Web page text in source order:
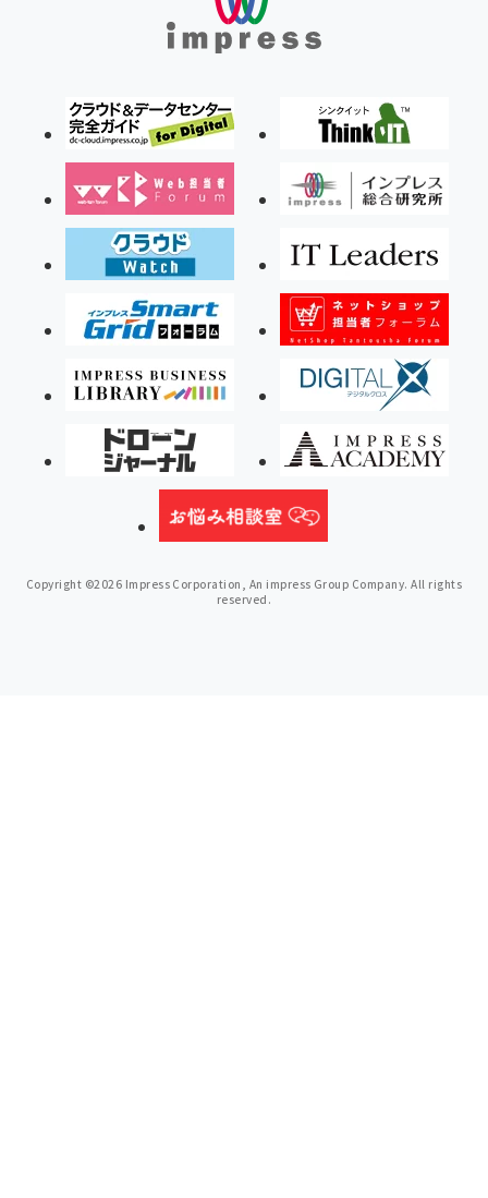
Copyright ©2026 Impress Corporation, An impress Group Company. All rights
reserved.